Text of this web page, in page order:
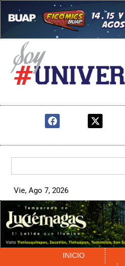
Vie, Ago 7, 2026
INICIO